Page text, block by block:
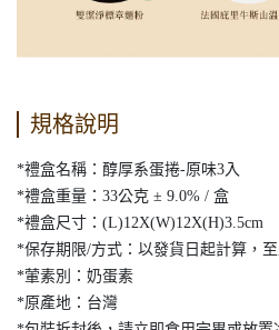
規格說明
*禮盒名稱：醇厚系蛋捲-原味3入
*禮盒重量：33公克 ± 9.0% / 盒
*禮盒尺寸：(L)12X(W)12X(H)3.5cm
*保存期限/方式：以發貨日起計算，
*葷素別：奶蛋素
*原產地：台灣